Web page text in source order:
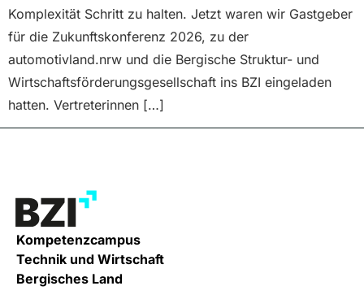
Komplexität Schritt zu halten. Jetzt waren wir Gastgeber
für die Zukunftskonferenz 2026, zu der
automotivland.nrw und die Bergische Struktur- und
Wirtschaftsförderungsgesellschaft ins BZI eingeladen
hatten. Vertreterinnen […]
Kompetenzcampus
Technik und Wirtschaft
Bergisches Land